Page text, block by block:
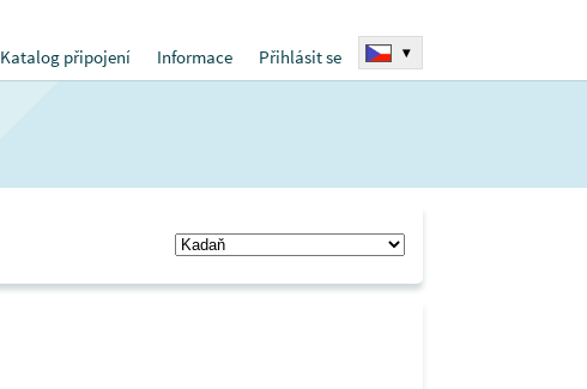
Katalog připojení Informace Přihlásit se ▾